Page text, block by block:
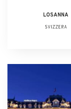
LOSANNA
SVIZZERA